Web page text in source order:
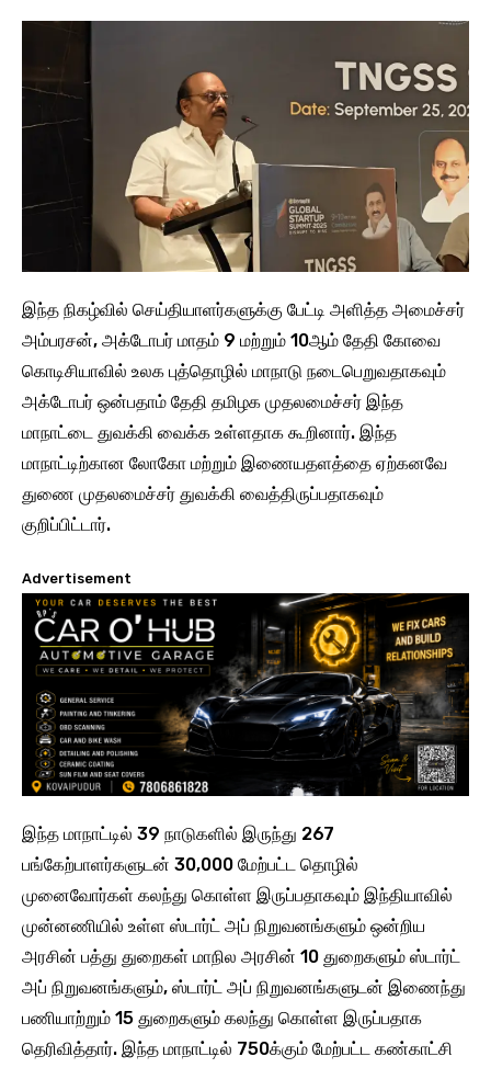
இந்த நிகழ்வில் செய்தியாளர்களுக்கு பேட்டி அளித்த அமைச்சர்
அம்பரசன், அக்டோபர் மாதம் 9 மற்றும் 10ஆம் தேதி கோவை
கொடிசியாவில் உலக புத்தொழில் மாநாடு நடைபெறுவதாகவும்
அக்டோபர் ஒன்பதாம் தேதி தமிழக முதலமைச்சர் இந்த
மாநாட்டை துவக்கி வைக்க உள்ளதாக கூறினார். இந்த
மாநாட்டிற்கான லோகோ மற்றும் இணையதளத்தை ஏற்கனவே
துணை முதலமைச்சர் துவக்கி வைத்திருப்பதாகவும்
குறிப்பிட்டார்.
Advertisement
இந்த மாநாட்டில் 39 நாடுகளில் இருந்து 267
பங்கேற்பாளர்களுடன் 30,000 மேற்பட்ட தொழில்
முனைவோர்கள் கலந்து கொள்ள இருப்பதாகவும் இந்தியாவில்
முன்னணியில் உள்ள ஸ்டார்ட் அப் நிறுவனங்களும் ஒன்றிய
அரசின் பத்து துறைகள் மாநில அரசின் 10 துறைகளும் ஸ்டார்ட்
அப் நிறுவனங்களும், ஸ்டார்ட் அப் நிறுவனங்களுடன் இணைந்து
பணியாற்றும் 15 துறைகளும் கலந்து கொள்ள இருப்பதாக
தெரிவித்தார். இந்த மாநாட்டில் 750க்கும் மேற்பட்ட கண்காட்சி